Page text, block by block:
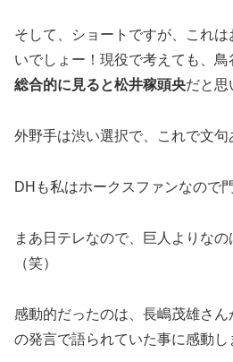
そして、ショートですが、これ
いでしょー！現役で考えても、鳥
総合的に見ると松井稼頭央だと思
外野手は渋い選択で、これで文句
DHも私はホークスファンなので
まあ日テレなので、巨人よりな
（笑）
感動的だったのは、長嶋茂雄さ
の発言で語られていた事に感動し